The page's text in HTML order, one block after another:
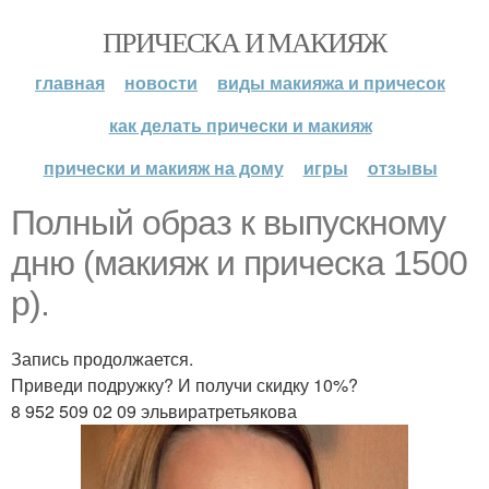
ПРИЧЕСКА И МАКИЯЖ
главная новости
виды макияжа и причесок
как делать прически и макияж
прически и макияж на дому
игры отзывы
Полный образ к выпускному
дню (макияж и прическа 1500
р).
Запись продолжается.
Приведи подружку? И получи скидку 10%?
8 952 509 02 09 эльвиратретьякова